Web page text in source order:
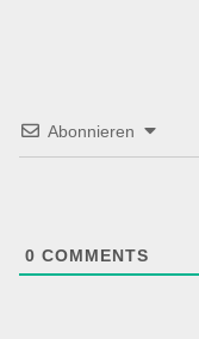
Abonnieren
0 COMMENTS